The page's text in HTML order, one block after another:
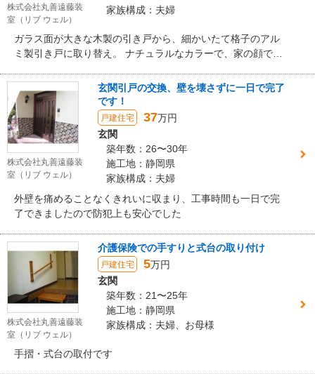
株式会社丸善遠藤装
室（リブ ウェル）
家族構成：夫婦
ガラス面が大きな木製の引き戸から、細かいたて格子のアル
ミ製引き戸に取り替え。 ナチュラルなカラーで、家の顔であ
株式会社丸善遠藤装
室（リブ ウェル）
玄関引戸の交換、壁を壊さずに一日で完了
です！
戸建住宅 37万円
玄関
築年数：26〜30年
施工地：静岡県
家族構成：夫婦
外壁を痛めることなくきれいに収まり、工事時間も一日で完
了できましたので防犯上も安心でした
株式会社丸善遠藤装
室（リブ ウェル）
介護保険での手すりと式台の取り付け
戸建住宅 5万円
玄関
築年数：21〜25年
施工地：静岡県
家族構成：夫婦、お母様
手摺・式台の取付です